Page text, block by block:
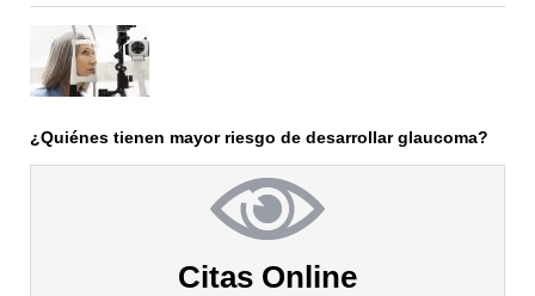
¿Quiénes tienen mayor riesgo de desarrollar glaucoma?
Citas Online